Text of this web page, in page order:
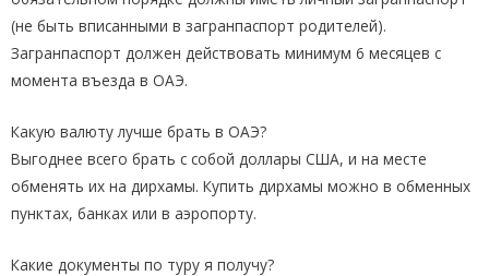
(не быть вписанными в загранпаспорт родителей).
Загранпаспорт должен действовать минимум 6 месяцев с
момента въезда в ОАЭ.
Какую валюту лучше брать в ОАЭ?
Выгоднее всего брать с собой доллары США, и на месте
обменять их на дирхамы. Купить дирхамы можно в обменных
пунктах, банках или в аэропорту.
Какие документы по туру я получу?